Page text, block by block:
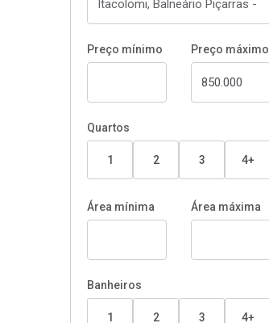
Preço mínimo Preço máximo
Quartos
1 2 3 4+
Área mínima Área máxima
Banheiros
1 2 3 4+